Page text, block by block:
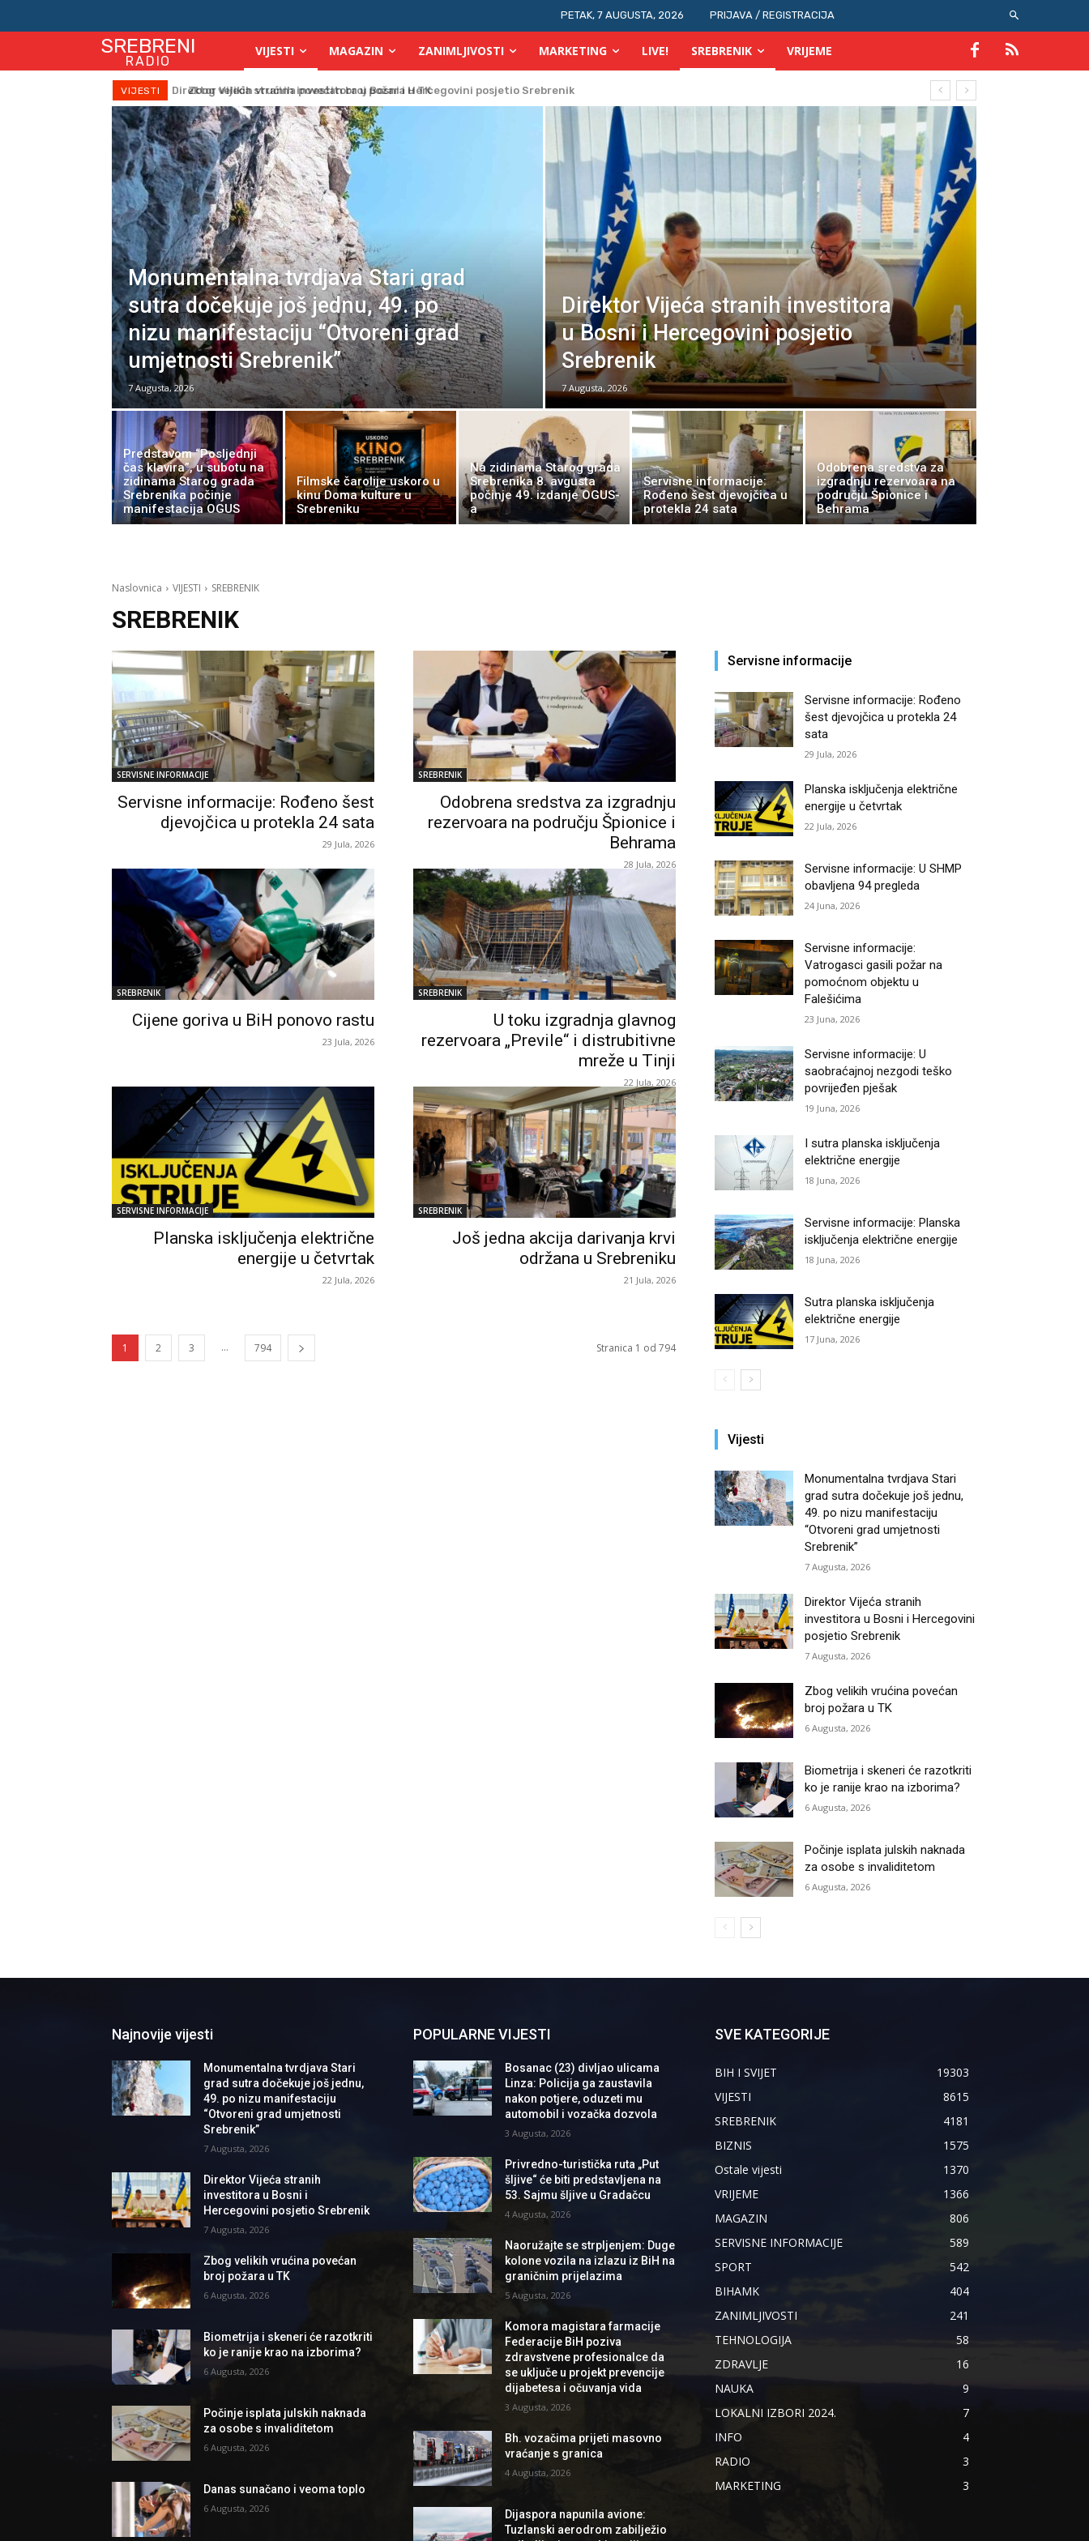
PETAK, 7 AUGUSTA, 2026 PRIJAVA / REGISTRACIJA
SREBRENI
RADIO
VIJESTI MAGAZIN ZANIMLJIVOSTI MARKETING LIVE! SREBRENIK VRIJEME
VIJESTI Zbog velikih vrućina povećan broj požara u TK
Monumentalna tvrdjava Stari grad
sutra dočekuje još jednu, 49. po
nizu manifestaciju “Otvoreni grad
umjetnosti Srebrenik”
7 Augusta, 2026
Direktor Vijeća stranih investitora
u Bosni i Hercegovini posjetio
Srebrenik
7 Augusta, 2026
Predstavom “Posljednji
čas klavira”, u subotu na
zidinama Starog grada
Srebrenika počinje
manifestacija OGUS
Filmske čarolije uskoro u
kinu Doma kulture u
Srebreniku
Na zidinama Starog grada
Srebrenika 8. avgusta
počinje 49. izdanje OGUS-
a
Servisne informacije:
Rođeno šest djevojčica u
protekla 24 sata
Odobrena sredstva za
izgradnju rezervoara na
području Špionice i
Behrama
Naslovnica VIJESTI SREBRENIK
SREBRENIK
SERVISNE INFORMACIJE
Servisne informacije: Rođeno šest
djevojčica u protekla 24 sata
29 Jula, 2026
SREBRENIK
Odobrena sredstva za izgradnju
rezervoara na području Špionice i
Behrama
28 Jula, 2026
SREBRENIK
Cijene goriva u BiH ponovo rastu
23 Jula, 2026
SREBRENIK
U toku izgradnja glavnog
rezervoara „Previle“ i distrubitivne
mreže u Tinji
22 Jula, 2026
SERVISNE INFORMACIJE
Planska isključenja električne
energije u četvrtak
22 Jula, 2026
SREBRENIK
Još jedna akcija darivanja krvi
održana u Srebreniku
21 Jula, 2026
1 2 3 ... 794 Stranica 1 od 794
Servisne informacije
Servisne informacije: Rođeno
šest djevojčica u protekla 24
sata
29 Jula, 2026
Planska isključenja električne
energije u četvrtak
22 Jula, 2026
Servisne informacije: U SHMP
obavljena 94 pregleda
24 Juna, 2026
Servisne informacije:
Vatrogasci gasili požar na
pomoćnom objektu u
Falešićima
23 Juna, 2026
Servisne informacije: U
saobraćajnoj nezgodi teško
povrijeđen pješak
19 Juna, 2026
I sutra planska isključenja
električne energije
18 Juna, 2026
Servisne informacije: Planska
isključenja električne energije
18 Juna, 2026
Sutra planska isključenja
električne energije
17 Juna, 2026
Vijesti
Monumentalna tvrdjava Stari
grad sutra dočekuje još jednu,
49. po nizu manifestaciju
“Otvoreni grad umjetnosti
Srebrenik”
7 Augusta, 2026
Direktor Vijeća stranih
investitora u Bosni i Hercegovini
posjetio Srebrenik
7 Augusta, 2026
Zbog velikih vrućina povećan
broj požara u TK
6 Augusta, 2026
Biometrija i skeneri će razotkriti
ko je ranije krao na izborima?
6 Augusta, 2026
Počinje isplata julskih naknada
za osobe s invaliditetom
6 Augusta, 2026
Najnovije vijesti
Monumentalna tvrdjava Stari
grad sutra dočekuje još jednu,
49. po nizu manifestaciju
“Otvoreni grad umjetnosti
Srebrenik”
7 Augusta, 2026
Direktor Vijeća stranih
investitora u Bosni i
Hercegovini posjetio Srebrenik
7 Augusta, 2026
Zbog velikih vrućina povećan
broj požara u TK
6 Augusta, 2026
Biometrija i skeneri će razotkriti
ko je ranije krao na izborima?
6 Augusta, 2026
Počinje isplata julskih naknada
za osobe s invaliditetom
6 Augusta, 2026
Danas sunačano i veoma toplo
6 Augusta, 2026
POPULARNE VIJESTI
Bosanac (23) divljao ulicama
Linza: Policija ga zaustavila
nakon potjere, oduzeti mu
automobil i vozačka dozvola
3 Augusta, 2026
Privredno-turistička ruta „Put
šljive“ će biti predstavljena na
53. Sajmu šljive u Gradačcu
4 Augusta, 2026
Naoružajte se strpljenjem: Duge
kolone vozila na izlazu iz BiH na
graničnim prijelazima
5 Augusta, 2026
Komora magistara farmacije
Federacije BiH poziva
zdravstvene profesionalce da
se uključe u projekt prevencije
dijabetesa i očuvanja vida
3 Augusta, 2026
Bh. vozačima prijeti masovno
vraćanje s granica
4 Augusta, 2026
Dijaspora napunila avione:
Tuzlanski aerodrom zabilježio
SVE KATEGORIJE
BIH I SVIJET
19303
VIJESTI
8615
SREBRENIK
4181
BIZNIS
1575
Ostale vijesti
1370
VRIJEME
1366
MAGAZIN
806
SERVISNE INFORMACIJE
589
SPORT
542
BIHAMK
404
ZANIMLJIVOSTI
241
TEHNOLOGIJA
58
ZDRAVLJE
16
NAUKA
9
LOKALNI IZBORI 2024.
7
INFO
4
RADIO
3
MARKETING
3